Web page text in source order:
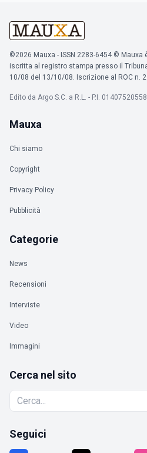
©2026 Mauxa - ISSN 2283-6454 ©
iscritta al registro stampa presso il
10/08 del 13/10/08. Iscrizione al ROC n.
Edito da Argo S.C. a R.L. - P.I. 01407520558
Mauxa
Chi siamo
Copyright
Privacy Policy
Pubblicità
Categorie
News
Recensioni
Interviste
Video
Immagini
Cerca nel sito
Seguici